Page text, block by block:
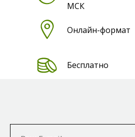
МСК
Онлайн-формат
Бесплатно